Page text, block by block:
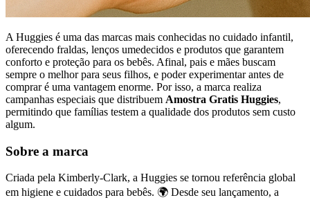
A Huggies é uma das marcas mais conhecidas no cuidado infantil,
oferecendo fraldas, lenços umedecidos e produtos que garantem
conforto e proteção para os bebês. Afinal, pais e mães buscam
sempre o melhor para seus filhos, e poder experimentar antes de
comprar é uma vantagem enorme. Por isso, a marca realiza
campanhas especiais que distribuem Amostra Gratis Huggies,
permitindo que famílias testem a qualidade dos produtos sem custo
algum.
Sobre a marca
Criada pela Kimberly-Clark, a Huggies se tornou referência global
em higiene e cuidados para bebês. 🌍 Desde seu lançamento, a